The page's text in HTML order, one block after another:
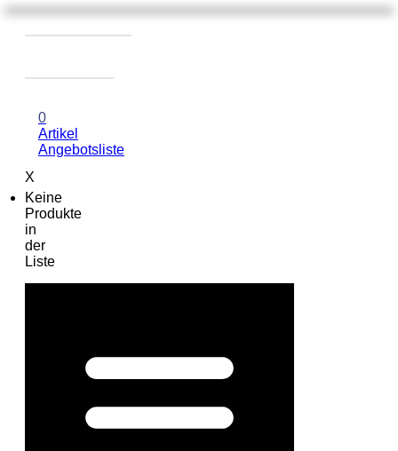
0
Artikel
Angebotsliste
X
Keine
Produkte
in
der
Liste